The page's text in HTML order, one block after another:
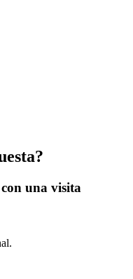
una visita